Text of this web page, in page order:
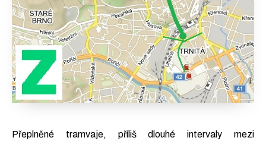
Přeplněné tramvaje, příliš dlouhé intervaly mezi